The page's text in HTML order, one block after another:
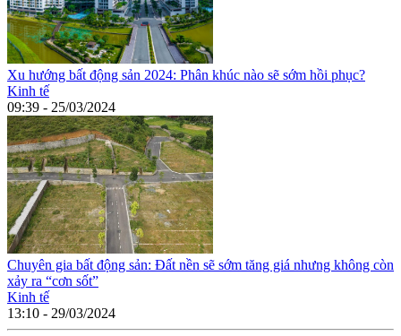
Xu hướng bất động sản 2024: Phân khúc nào sẽ sớm hồi phục?
Kinh tế
09:39 - 25/03/2024
Chuyên gia bất động sản: Đất nền sẽ sớm tăng giá nhưng không còn
xảy ra “cơn sốt”
Kinh tế
13:10 - 29/03/2024